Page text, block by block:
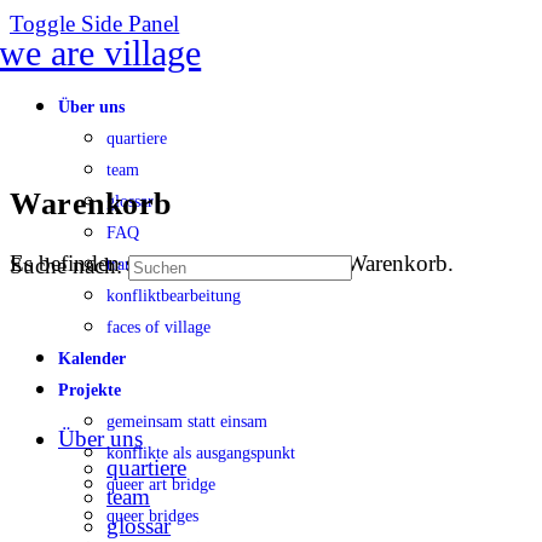
Toggle Side Panel
Über uns
quartiere
team
glossar
FAQ
transparenz
konfliktbearbeitung
faces of village
Kalender
Projekte
gemeinsam statt einsam
konflikte als ausgangspunkt
queer art bridge
queer bridges
Warenkorb
Es befinden sich keine Produkte im Warenkorb.
Suche nach:
Über uns
quartiere
team
glossar